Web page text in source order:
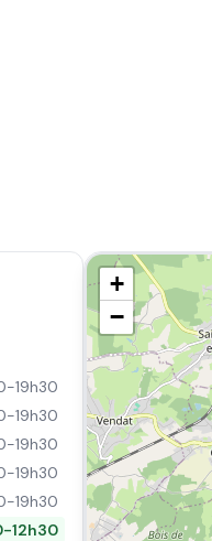
19h30
19h30
19h30
19h30
19h30
12h30
+
−